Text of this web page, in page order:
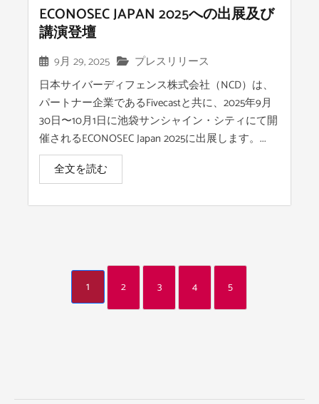
ECONOSEC JAPAN 2025への出展及び
講演登壇
9月 29, 2025
プレスリリース
日本サイバーディフェンス株式会社（NCD）は、
パートナー企業であるFivecastと共に、2025年9月
30日〜10月1日に池袋サンシャイン・シティにて開
催されるECONOSEC Japan 2025に出展します。...
全文を読む
1 2 3 4 5